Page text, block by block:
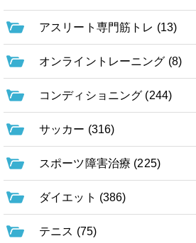
アスリート専門筋トレ (13)
オンライントレーニング (8)
コンディショニング (244)
サッカー (316)
スポーツ障害治療 (225)
ダイエット (386)
テニス (75)